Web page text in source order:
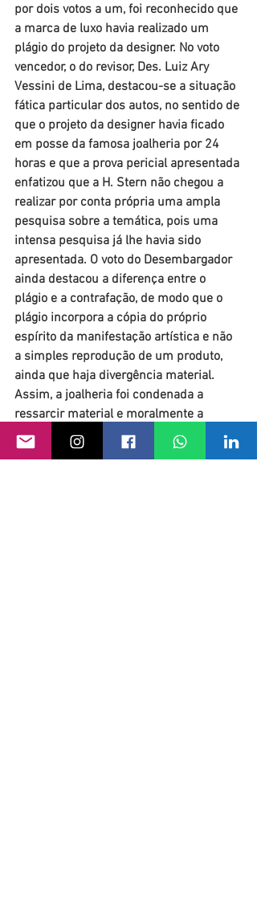
por dois votos a um, foi reconhecido que
a marca de luxo havia realizado um
plágio do projeto da designer. No voto
vencedor, o do revisor, Des. Luiz Ary
Vessini de Lima, destacou-se a situação
fática particular dos autos, no sentido de
que o projeto da designer havia ficado
em posse da famosa joalheria por 24
horas e que a prova pericial apresentada
enfatizou que a H. Stern não chegou a
realizar por conta própria uma ampla
pesquisa sobre a temática, pois uma
intensa pesquisa já lhe havia sido
apresentada. O voto do Desembargador
ainda destacou a diferença entre o
plágio e a contrafação, de modo que o
plágio incorpora a cópia do próprio
espírito da manifestação artística e não
a simples reprodução de um produto,
ainda que haja divergência material.
Assim, a joalheria foi condenada a
ressarcir material e moralmente a
designer.
Artigos e textos